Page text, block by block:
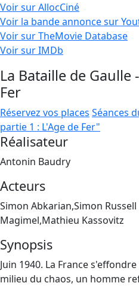
Voir sur AllocCiné
Voir la bande annonce sur
Voir sur TheMovie Database
Voir sur IMDb
La Bataille de Gaulle
Fer
Réservez vos places Séances
partie 1 : L'Age de Fer"
Réalisateur
Antonin Baudry
Acteurs
Simon Abkarian,Simon
Magimel,Mathieu Kassovitz
Synopsis
Juin 1940. La France
milieu du chaos, un homme